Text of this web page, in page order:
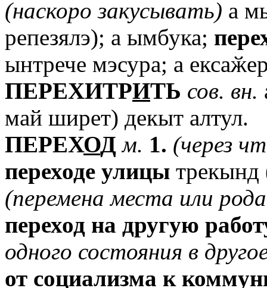
(наскоро закусывать) а
репезялэ); а ымбука;
ынтрече мэсура; а
ПЕРЕХИТРИТЬ сов. вн.
май ширет) декыт алтул.
ПЕРЕХОД м. 1. (через
переходе улицы трекынд
(перемена места или рода
переход на другую
одного состояния в
от социализма к